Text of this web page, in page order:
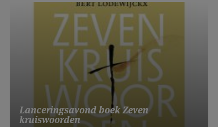
Lanceringsavond boek Zeven
kruiswoorden